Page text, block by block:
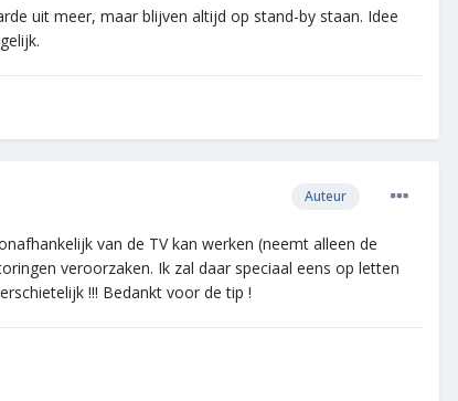
uit meer, maar blijven altijd op stand-by staan. Idee
Auteur
van de TV kan werken (neemt alleen de
veroorzaken. Ik zal daar speciaal eens op letten
!!! Bedankt voor de tip !